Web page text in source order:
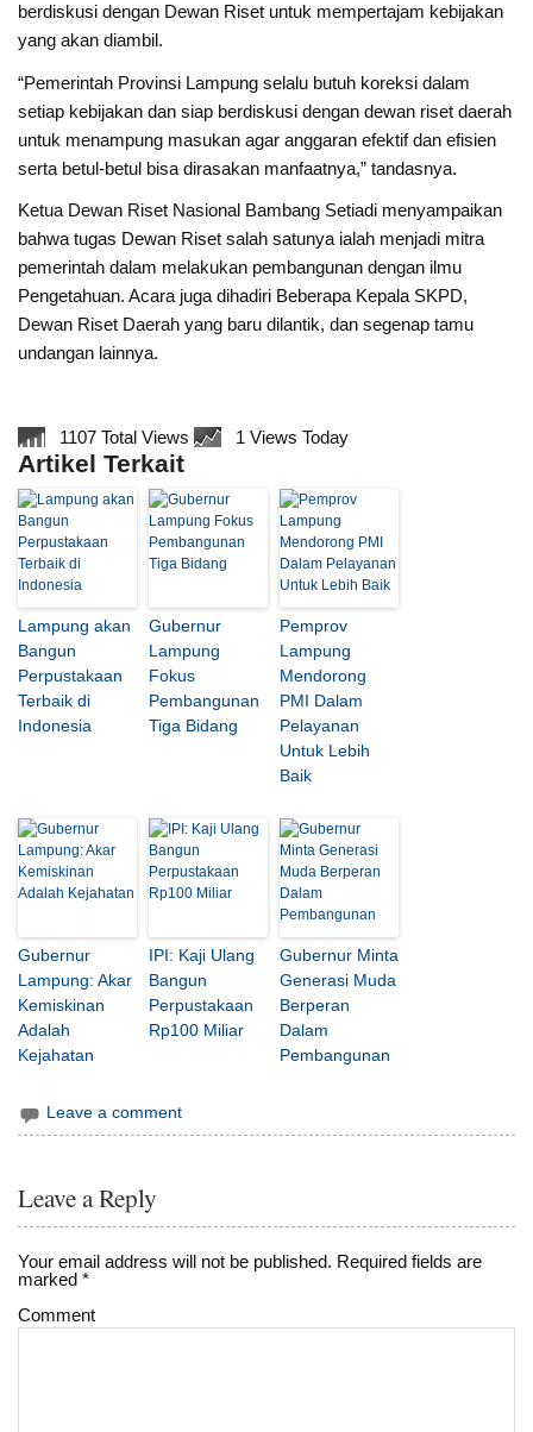
berdiskusi dengan Dewan Riset untuk mempertajam kebijakan
yang akan diambil.
“Pemerintah Provinsi Lampung selalu butuh koreksi dalam
setiap kebijakan dan siap berdiskusi dengan dewan riset daerah
untuk menampung masukan agar anggaran efektif dan efisien
serta betul-betul bisa dirasakan manfaatnya,” tandasnya.
Ketua Dewan Riset Nasional Bambang Setiadi menyampaikan
bahwa tugas Dewan Riset salah satunya ialah menjadi mitra
pemerintah dalam melakukan pembangunan dengan ilmu
Pengetahuan. Acara juga dihadiri Beberapa Kepala SKPD,
Dewan Riset Daerah yang baru dilantik, dan segenap tamu
undangan lainnya.
1107 Total Views 1 Views Today
Artikel Terkait
Lampung akan
Bangun
Perpustakaan
Terbaik di
Indonesia
Gubernur
Lampung
Fokus
Pembangunan
Tiga Bidang
Pemprov
Lampung
Mendorong
PMI Dalam
Pelayanan
Untuk Lebih
Baik
Gubernur
Lampung: Akar
Kemiskinan
Adalah
Kejahatan
IPI: Kaji Ulang
Bangun
Perpustakaan
Rp100 Miliar
Gubernur Minta
Generasi Muda
Berperan
Dalam
Pembangunan
Leave a comment
Leave a Reply
Your email address will not be published. Required fields are
marked*
Comment